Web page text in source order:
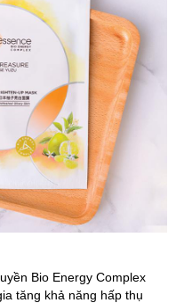
Bio Energy Complex
tăng khả năng hấp thụ